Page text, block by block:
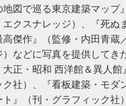
地図で巡る東京建築マップ
エクスナレッジ）、『死ぬ
高傑作』（監修・内田青蔵
）などに写真を提供してき
大正・昭和 西洋館＆異人
ク社）、『看板建築・モダ
ト』（刊・グラフィック社